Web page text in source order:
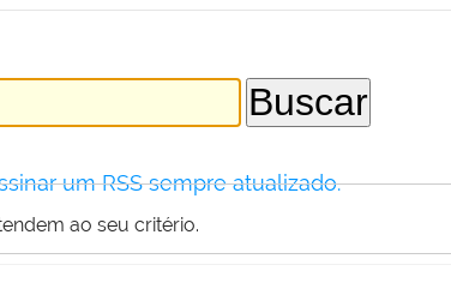
um RSS sempre atualizado.
ao seu critério.